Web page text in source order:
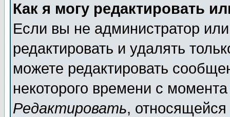
Как я могу редактировать
Если вы не администратор
редактировать и удалять
можете редактировать
некоторого времени с
Редактировать,